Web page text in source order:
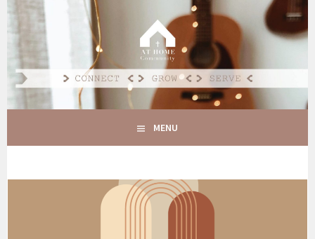
Spring
inhoud
AT HOME COMMUNITY
CONNECT GROW SERVE
MENU